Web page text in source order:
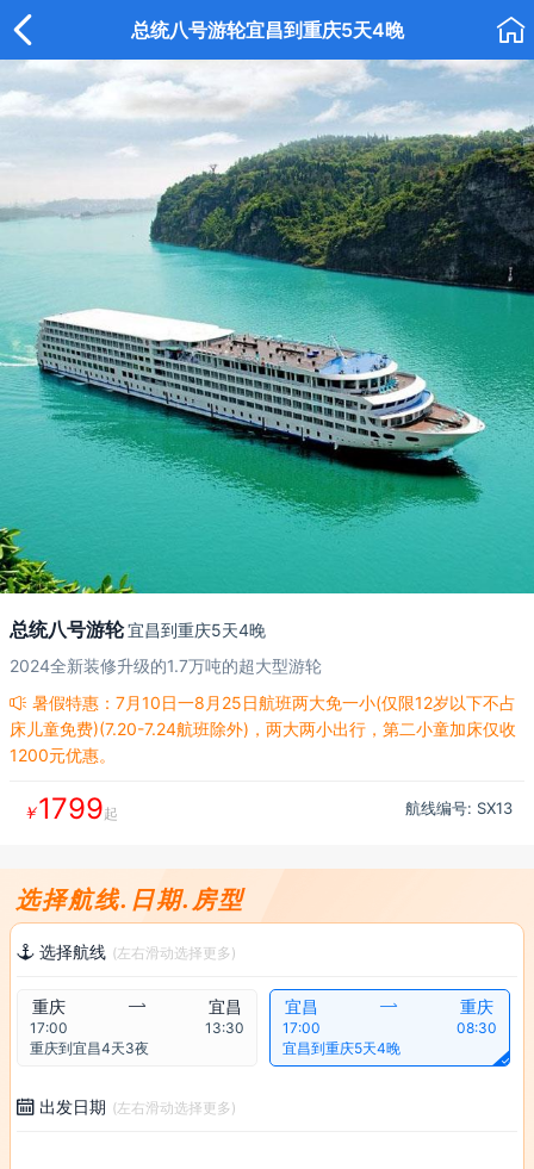
 总统八号游轮宜昌到重庆5天4晚 
总统八号游轮宜昌到重庆5天4晚
2024全新装修升级的1.7万吨的超大型游轮
 暑假特惠：7月10日一8月25日航班两大免一小(仅限12岁以下不占
床儿童免费)(7.20-7.24航班除外)，两大两小出行，第二小童加床仅收
1200元优惠。
￥1799起 航线编号: SX13
选择航线.日期.房型
 选择航线 (左右滑动选择更多)
重庆
17:00
 宜昌
13:30
重庆到宜昌4天3夜
宜昌
17:00
 重庆
08:30
宜昌到重庆5天4晚

 出发日期 (左右滑动选择更多)